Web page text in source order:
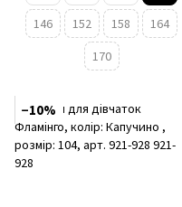
146
152 158
164
170
−10%